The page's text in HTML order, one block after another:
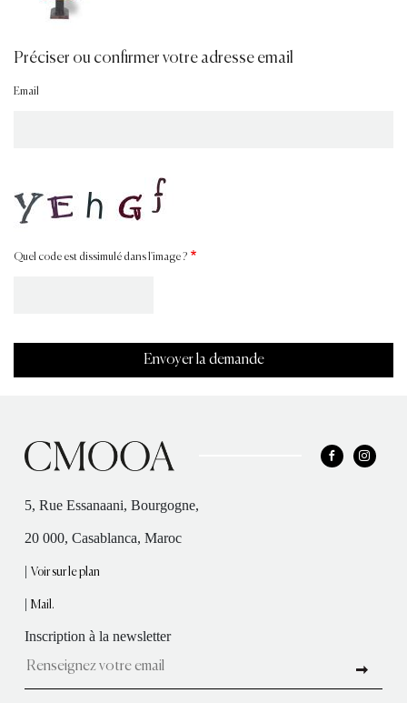
Préciser ou confirmer votre adresse email
Email
Quel code est dissimulé dans l'image ?
5, Rue Essanaani, Bourgogne,
20 000, Casablanca, Maroc
|Voir sur le plan
|Mail.
Inscription à la newsletter